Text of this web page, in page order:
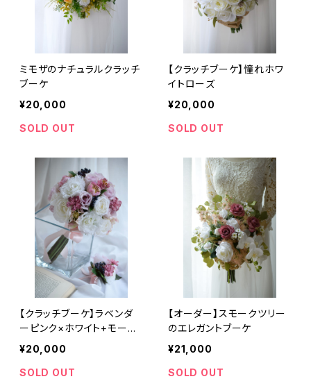
ミモザのナチュラルクラッチ
ブーケ
¥20,000
SOLD OUT
【クラッチブーケ】憧れホワ
イトローズ
¥20,000
SOLD OUT
【クラッチブーケ】ラベンダ
ーピンク×ホワイト+モーヴ
ピンクのラウンドタイプ
¥20,000
SOLD OUT
【オーダー】スモークツリー
のエレガントブーケ
¥21,000
SOLD OUT